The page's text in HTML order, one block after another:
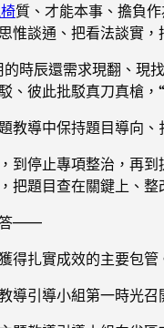
質、才能本事、擔負
惟談通、把看法談實
時辰還需求現翻、現
、彼此批駁真刀真槍，
教導中保持題目導向
到停止專項整治，再
把題目查在關鍵上、整
答——
得扎實成效的主要包管
導引導小組第一時光